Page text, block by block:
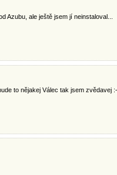
Azubu, ale ještě jsem jí neinstaloval...
to nějakej Válec tak jsem zvědavej